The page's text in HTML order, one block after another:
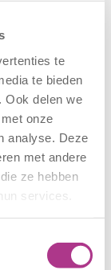
te
te bieden
Ook delen we
onze
analyse. Deze
met andere
ze hebben
services.
ROOD